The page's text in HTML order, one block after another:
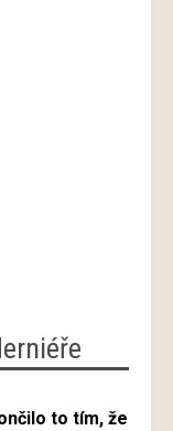
to tím, že